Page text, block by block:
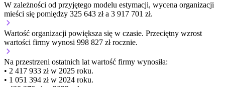
W zależności od przyjętego modelu estymacji, wycena organizacji
mieści się pomiędzy 325 643 zł a 3 917 701 zł.
Wartość organizacji powiększa się w czasie. Przeciętny wzrost
wartości firmy wynosi 998 827 zł rocznie.
Na przestrzeni ostatnich lat wartość firmy wynosiła:
• 2 417 933 zł w 2025 roku.
• 1 051 394 zł w 2024 roku.